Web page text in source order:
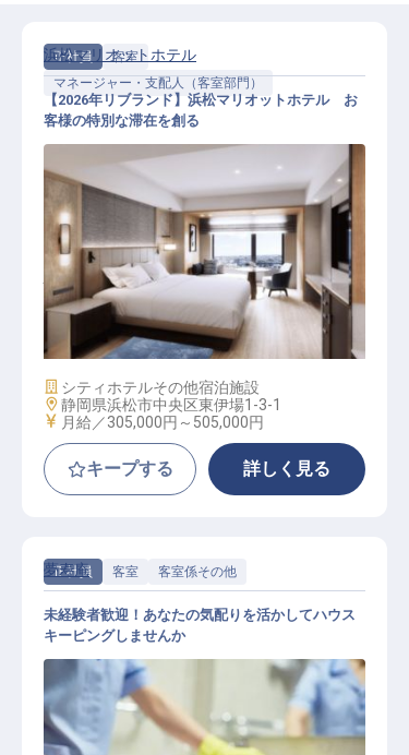
正社員
客室
マネージャー・支配人（客室部門）
ハウスキーピングマネージャー│202
6年リブランド開業／上質な空間を
浜松マリオットホテル
【2026年リブランド】浜松マリオットホテル お
客様の特別な滞在を創る
施設業態
シティホテルその他宿泊施設
勤務地
静岡県浜松市中央区東伊場1-3-1
給与
月給／305,000円～ 505,000円
キープする 詳しく見る
正社員 客室 客室係その他
夢寿庵
未経験者歓迎！あなたの気配りを活かしてハウス
キーピングしませんか